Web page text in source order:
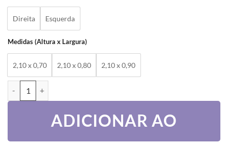
Direita Esquerda
Medidas (Altura x Largura)
2,10 x 0,70 2,10 x 0,80 2,10 x 0,90
ADICIONAR AO